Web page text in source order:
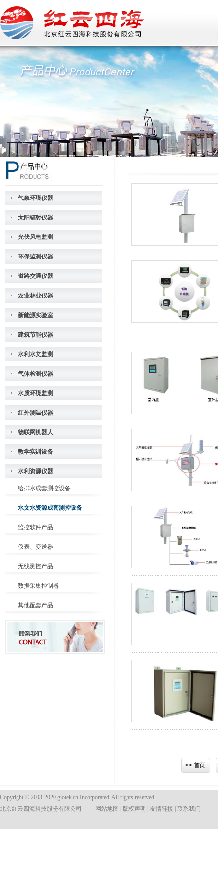
气象环境仪器
太阳辐射仪器
光伏风电监测
环保监测仪器
道路交通仪器
农业林业仪器
新能源实验室
建筑节能仪器
水利水文监测
气体检测仪器
水质环境监测
红外测温仪器
物联网机器人
教学实训设备
水利资源仪器
给排水成套测控设备
水文水资源成套测控设备
监控软件产品
仪表、变送器
无线测控产品
数据采集控制器
其他配套产品
<< 首页
Copyright © 2003-2020 giotek.cn Incorporated. All rights reserved.
北京红云四海科技股份有限公司
网站地图 版权声明 友情链接 联系我们